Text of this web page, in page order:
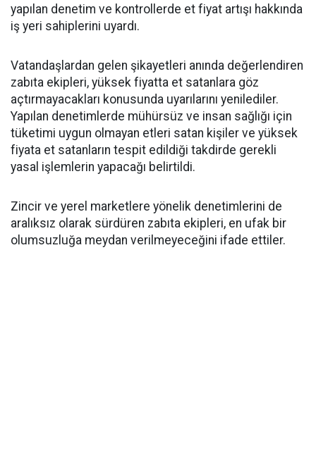
yapılan denetim ve kontrollerde et fiyat artışı hakkında
iş yeri sahiplerini uyardı.
Vatandaşlardan gelen şikayetleri anında değerlendiren
zabıta ekipleri, yüksek fiyatta et satanlara göz
açtırmayacakları konusunda uyarılarını yenilediler.
Yapılan denetimlerde mühürsüz ve insan sağlığı için
tüketimi uygun olmayan etleri satan kişiler ve yüksek
fiyata et satanların tespit edildiği takdirde gerekli
yasal işlemlerin yapacağı belirtildi.
Zincir ve yerel marketlere yönelik denetimlerini de
aralıksız olarak sürdüren zabıta ekipleri, en ufak bir
olumsuzluğa meydan verilmeyeceğini ifade ettiler.